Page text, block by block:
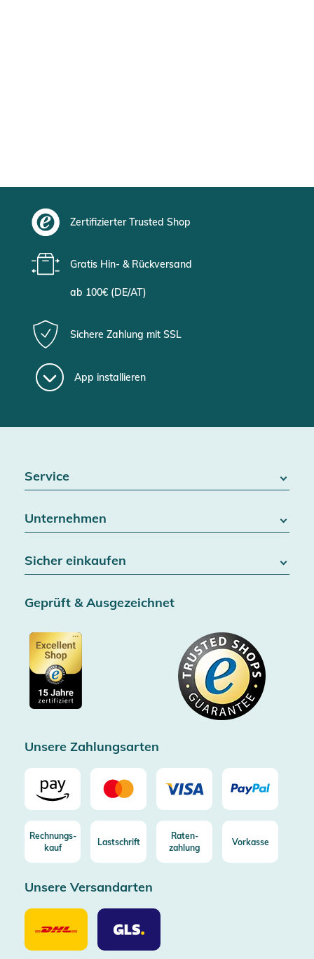
Zertifizierter Trusted Shop
Gratis Hin- & Rückversand
ab 100€ (DE/AT)
Sichere Zahlung mit SSL
App installieren
Service
Batteriegesetz
Widerrufsrecht
Vertrag widerrufen
AGB & Kundeninformationen
Datenschutz
Cookie-Einstellungen
Unternehmen
Blog
Jobs
Gutscheine
Showroom Düsseldorf
Impressum
Sicher einkaufen
SSL-Verschlüsselung
Zertifiziert durch Trusted Shops
Käuferschutz bis 20000€
Gratis Versand ab 100€ Bestellwert (in DE/AT)
Kostenlose Rücksendung (aus DE/AT)
Geprüft & Ausgezeichnet
Unsere Zahlungsarten
Rechnungs-
kauf
Lastschrift
Raten-
zahlung
Vorkasse
Unsere Versandarten
Unsere
Versandarten
DHL
Unsere
Versandarten
GLS